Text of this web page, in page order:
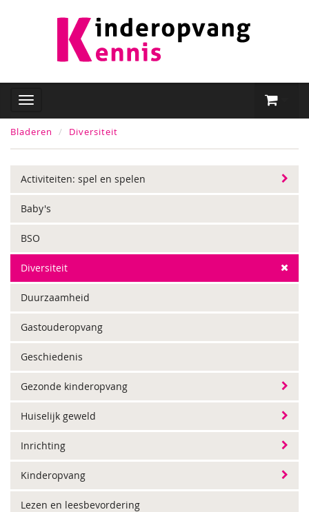
Bladeren Diversiteit
Activiteiten: spel en spelen
Baby's
BSO
Diversiteit
Duurzaamheid
Gastouderopvang
Geschiedenis
Gezonde kinderopvang
Huiselijk geweld
Inrichting
Kinderopvang
Lezen en leesbevordering